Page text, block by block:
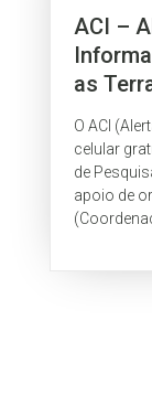
ACI –
as
O ACI
celular
de
apoio de